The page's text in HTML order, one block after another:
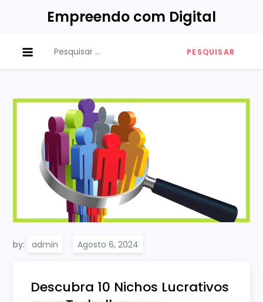
Empreendo com Digital
by: admin
Descubra 10 Nichos Lucrativos